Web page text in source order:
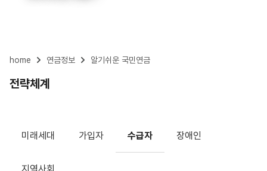
home 연금정보 알기쉬운 국민연금
전략체계
미래세대 가입자 수급자 장애인
지역사회